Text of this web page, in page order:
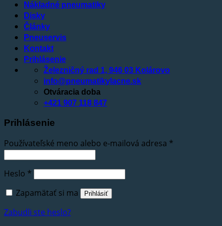
Nákladné pneumatiky
Disky
Články
Pneuservis
Kontakt
Prihlásenie
Železničný rad 1, 946 03 Kolárovo
info@pneumatikylacne.sk
Otváracia doba
+421 907 118 847
Prihlásenie
Používateľské meno alebo e-mailová adresa *
Heslo *
Zapamätať si ma
Prihlásiť
Zabudli ste heslo?